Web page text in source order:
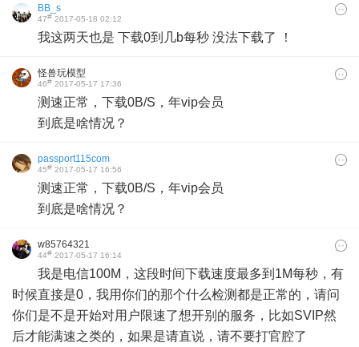
BB_s
47# 2017-05-18 02:12
我这两天也是 下载0到几b每秒 没法下载了 ！
怪兽玩模型
46# 2017-05-17 17:36
测速正常，下载0B/S，年vip会员
到底是啥情况？
passport115com
45# 2017-05-17 16:56
测速正常，下载0B/S，年vip会员
到底是啥情况？
w85764321
44# 2017-05-17 16:14
我是电信100M，这段时间下载速度最多到1M每秒，有
时候直接是0，我用你们的那个什么检测都是正常的，请问
你们是不是开始对用户限速了想开别的服务，比如SVIP然
后才能满速之类的，如果是请直说，请不要打官腔了